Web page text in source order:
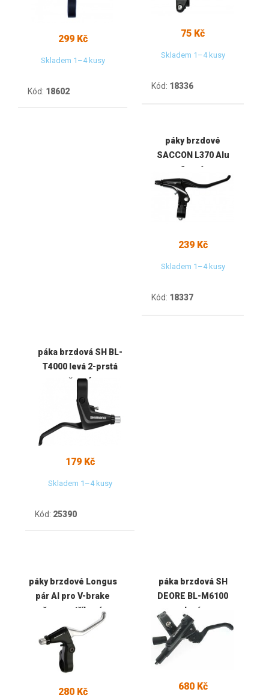
299 Kč
Skladem 1–4 kusy
Kód: 18602
75 Kč
Skladem 1–4 kusy
Kód: 18336
páky brzdové
SACCON L370 Alu
černé
239 Kč
Skladem 1–4 kusy
Kód: 18337
páka brzdová SH BL-
T4000 levá 2-prstá
černá
179 Kč
Skladem 1–4 kusy
Kód: 25390
páky brzdové Longus
pár Al pro V-brake
černo-stříbrné
280 Kč
páka brzdová SH
DEORE BL-M6100
levá
680 Kč